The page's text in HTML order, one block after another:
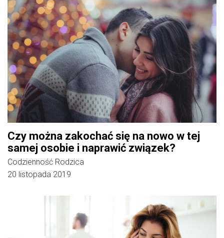
Czy można zakochać się na nowo w tej
samej osobie i naprawić związek?
Codzienność Rodzica
20 listopada 2019